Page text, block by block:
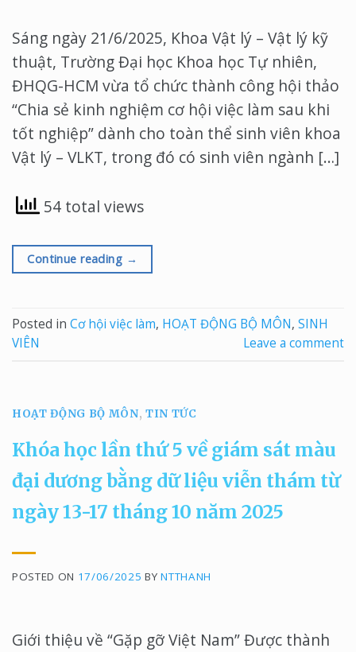
Sáng ngày 21/6/2025, Khoa Vật lý – Vật lý kỹ
thuật, Trường Đại học Khoa học Tự nhiên,
ĐHQG-HCM vừa tổ chức thành công hội thảo
“Chia sẻ kinh nghiệm cơ hội việc làm sau khi
tốt nghiệp” dành cho toàn thể sinh viên khoa
Vật lý – VLKT, trong đó có sinh viên ngành […]
54 total views
Continue reading →
Posted in Cơ hội việc làm, HOẠT ĐỘNG BỘ MÔN, SINH
VIÊN
Leave a comment
HOẠT ĐỘNG BỘ MÔN,TIN TỨC
Khóa học lần thứ 5 về giám sát màu
đại dương bằng dữ liệu viễn thám từ
ngày 13-17 tháng 10 năm 2025
POSTED ON 17/06/2025 BYNTTHANH
Giới thiệu về “Gặp gỡ Việt Nam” Được thành